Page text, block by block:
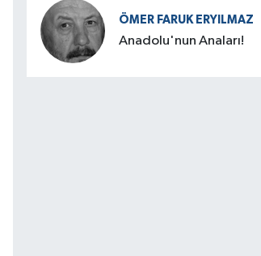
ÖMER FARUK ERYILMAZ
Anadolu'nun Anaları!